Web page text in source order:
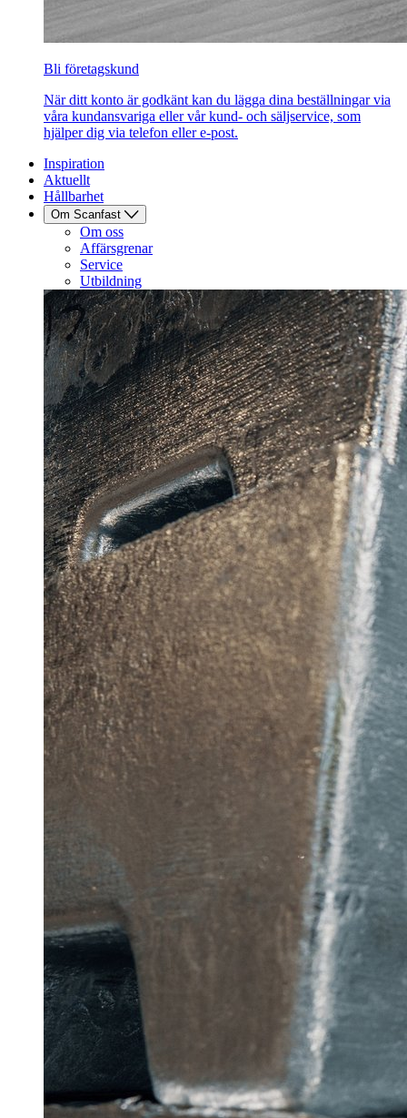
Bli företagskund
När ditt konto är godkänt kan du lägga dina beställningar via
våra kundansvariga eller vår kund- och säljservice, som
hjälper dig via telefon eller e-post.
Inspiration
Aktuellt
Hållbarhet
Om Scanfast
Om oss
Affärsgrenar
Service
Utbildning